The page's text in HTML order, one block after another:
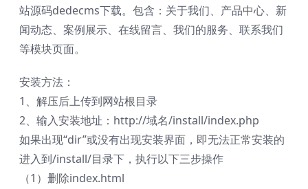
站源码dedecms下载。包含：关于我们、产品中心、新
闻动态、案例展示、在线留言、我们的服务、联系我们
等模块页面。
安装方法：
1、解压后上传到网站根目录
2、输入安装地址：http://域名/install/index.php
如果出现“dir”或没有出现安装界面，即无法正常安装的
进入到/install/目录下，执行以下三步操作
（1）删除index.html